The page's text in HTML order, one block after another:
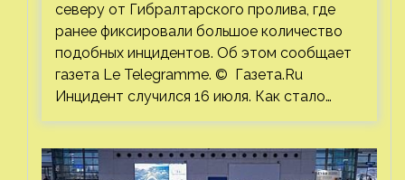
северу от Гибралтарского пролива, где
ранее фиксировали большое количество
подобных инцидентов. Об этом сообщает
газета Le Telegramme. © Газета.Ru
Инцидент случился 16 июля. Как стало…